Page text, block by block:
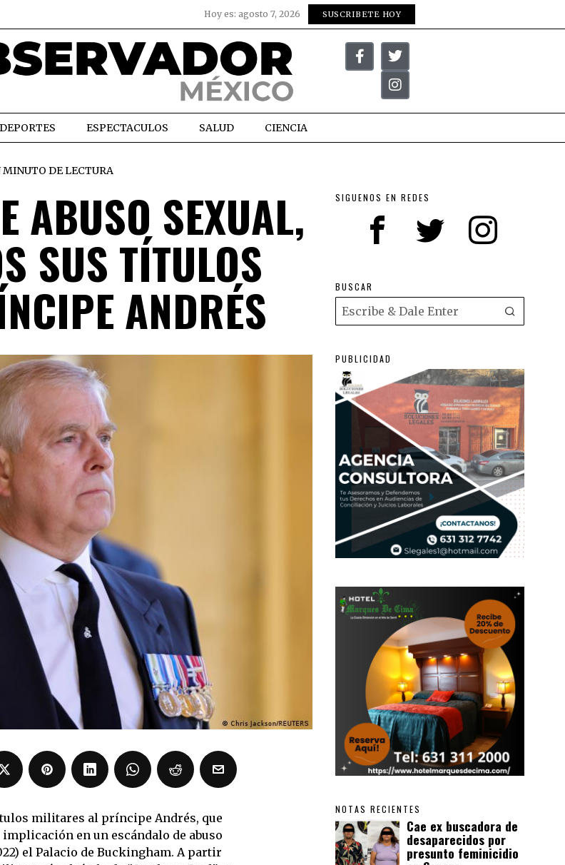
Hoy es: agosto 7, 2026 SUSCRIBETE HOY
DEPORTES ESPECTACULOS SALUD CIENCIA
MINUTO DE LECTURA
ABUSO SEXUAL,
SUS TÍTULOS
ANDRÉS
militares al príncipe Andrés, que
en un escándalo de abuso
el Palacio de Buckingham. A partir
SIGUENOS EN REDES
BUSCAR
PUBLICIDAD
NOTAS RECIENTES
Cae ex buscadora de
desaparecidos por
presunto feminicidio